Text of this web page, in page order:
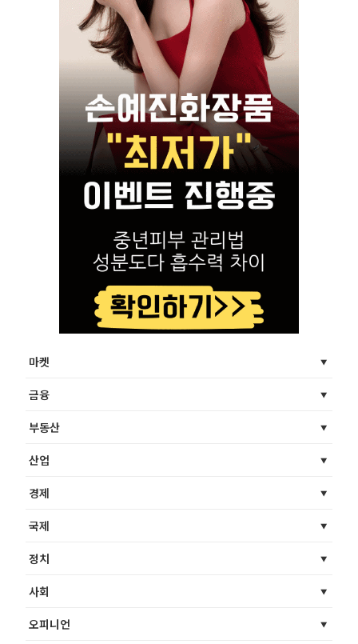
마켓
금융
부동산
산업
경제
국제
정치
사회
오피니언